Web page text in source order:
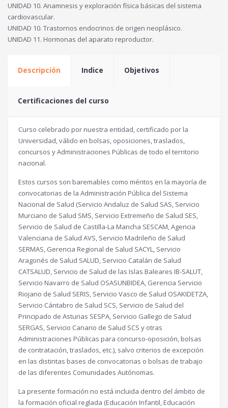
UNIDAD 10. Anamnesis y exploración física básicas del sistema
cardiovascular.
UNIDAD 10. Trastornos endocrinos de origen neoplásico.
UNIDAD 11. Hormonas del aparato reproductor.
Descripción Indice Objetivos
Certificaciones del curso
Curso celebrado por nuestra entidad, certificado por la
Universidad, válido en bolsas, oposiciones, traslados,
concursos y Administraciones Públicas de todo el territorio
nacional.
Estos cursos son baremables como méritos en la mayoría de
convocatorias de la Administración Pública del Sistema
Nacional de Salud (Servicio Andaluz de Salud SAS, Servicio
Murciano de Salud SMS, Servicio Extremeño de Salud SES,
Servicio de Salud de Castilla-La Mancha SESCAM, Agencia
Valenciana de Salud AVS, Servicio Madrileño de Salud
SERMAS, Gerencia Regional de Salud SACYL, Servicio
Aragonés de Salud SALUD, Servicio Catalán de Salud
CATSALUD, Servicio de Salud de las Islas Baleares IB-SALUT,
Servicio Navarro de Salud OSASUNBIDEA, Gerencia Servicio
Riojano de Salud SERIS, Servicio Vasco de Salud OSAKIDETZA,
Servicio Cántabro de Salud SCS, Servicio de Salud del
Principado de Asturias SESPA, Servicio Gallego de Salud
SERGAS, Servicio Canario de Salud SCS y otras
Administraciones Públicas para concurso-oposición, bolsas
de contratación, traslados, etc.), salvo criterios de excepción
en las distintas bases de convocatorias o bolsas de trabajo
de las diferentes Comunidades Autónomas.
La presente formación no está incluida dentro del ámbito de
la formación oficial reglada (Educación Infantil, Educación